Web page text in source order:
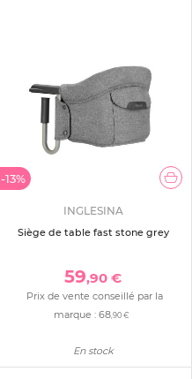
-13%
INGLESINA
Siège de table fast stone grey
59,90 €
Prix de vente conseillé par la
marque : 68,90 €
En stock